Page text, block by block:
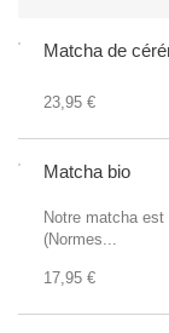
Matcha de
23,95 €
Matcha bio
Notre matcha
(Normes...
17,95 €